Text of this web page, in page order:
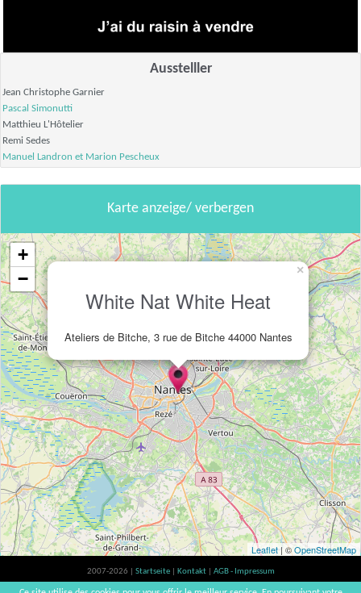
Ausstelller
Jean Christophe Garnier
Pascal Simonutti
Matthieu L'Hôtelier
Remi Sedes
Manuel Landron et Marion Pescheux
Karte anzeige/ verbergen
White Nat White Heat
Ateliers de Bitche, 3 rue de Bitche 44000 Nantes
×
+
−
Leaflet| ©OpenStreetMap
2007-2026 | Startseite Kontakt
AGB - Impressum
Der Verzehr von Alkohol ist gesundheitsschädlich, Verzehr in Maßen empfohlen |